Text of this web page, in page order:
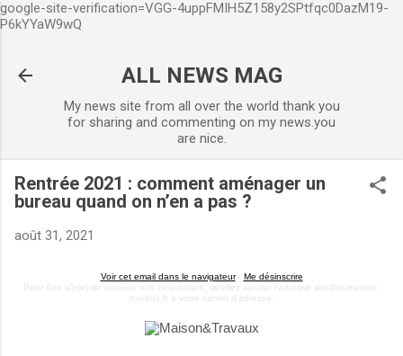
google-site-verification=VGG-4uppFMIH5Z158y2SPtfqc0DazM19-
P6kYYaW9wQ
ALL NEWS MAG
My news site from all over the world thank you
for sharing and commenting on my news.you
are nice.
Rentrée 2021 : comment aménager un
bureau quand on n’en a pas ?
août 31, 2021
Voir cet email dans le navigateur- Me désinscrire
Pour être sûr(e) de recevoir nos newsletters, veuillez ajouter l'adresse site@nl.maison-
travaux.fr à votre carnet d'adresse.